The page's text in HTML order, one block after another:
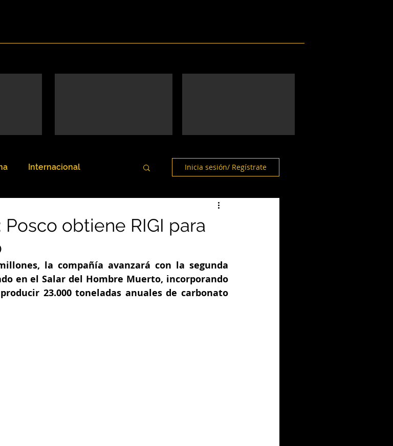
Internacional Inicia sesión/ Regístrate
Posco obtiene RIGI para
la compañía avanzará con la segunda
en el Salar del Hombre Muerto, incorporando
23.000 toneladas anuales de carbonato